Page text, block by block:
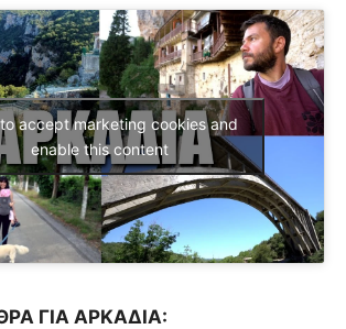
accept marketing cookies and
enable this content
ΓΙΑ ΑΡΚΑΔΙΑ: